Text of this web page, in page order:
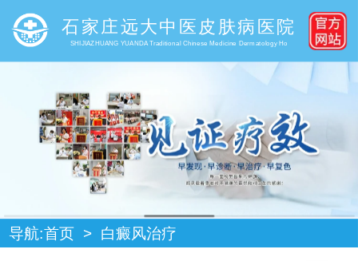
石家庄远大中医皮肤病医院
SHIJIAZHUANG YUANDA Traditional Chinese Medicine Dermatology Ho
导航:首页 > 白癜风治疗